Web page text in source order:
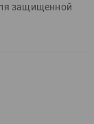
защищенной